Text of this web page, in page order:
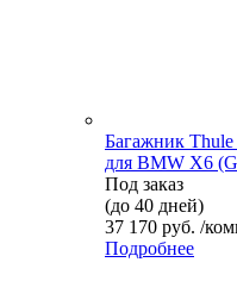
Багажник Thule
для BMW X6
Под заказ
(до 40 дней)
37 170 руб. /
Подробнее